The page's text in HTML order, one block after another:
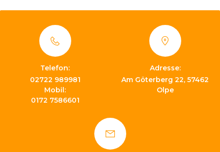
Telefon:
02722 989981
Mobil:
0172 7586601
Adresse:
Am Göterberg 22, 57462
Olpe